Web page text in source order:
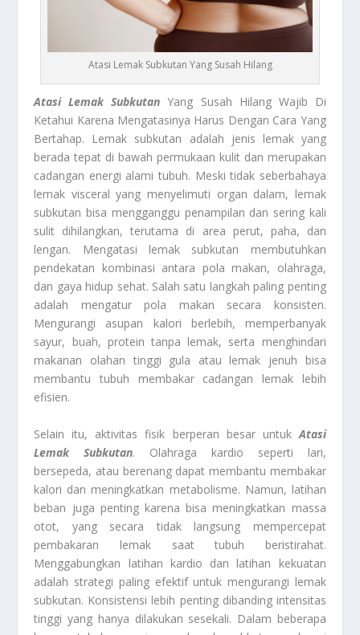
Atasi Lemak Subkutan Yang Susah Hilang
Atasi Lemak Subkutan Yang Susah Hilang Wajib Di
Ketahui Karena Mengatasinya Harus Dengan Cara Yang
Bertahap. Lemak subkutan adalah jenis lemak yang
berada tepat di bawah permukaan kulit dan merupakan
cadangan energi alami tubuh. Meski tidak seberbahaya
lemak visceral yang menyelimuti organ dalam, lemak
subkutan bisa mengganggu penampilan dan sering kali
sulit dihilangkan, terutama di area perut, paha, dan
lengan. Mengatasi lemak subkutan membutuhkan
pendekatan kombinasi antara pola makan, olahraga,
dan gaya hidup sehat. Salah satu langkah paling penting
adalah mengatur pola makan secara konsisten.
Mengurangi asupan kalori berlebih, memperbanyak
sayur, buah, protein tanpa lemak, serta menghindari
makanan olahan tinggi gula atau lemak jenuh bisa
membantu tubuh membakar cadangan lemak lebih
efisien.
Selain itu, aktivitas fisik berperan besar untuk Atasi
Lemak Subkutan. Olahraga kardio seperti lari,
bersepeda, atau berenang dapat membantu membakar
kalori dan meningkatkan metabolisme. Namun, latihan
beban juga penting karena bisa meningkatkan massa
otot, yang secara tidak langsung mempercepat
pembakaran lemak saat tubuh beristirahat.
Menggabungkan latihan kardio dan latihan kekuatan
adalah strategi paling efektif untuk mengurangi lemak
subkutan. Konsistensi lebih penting dibanding intensitas
tinggi yang hanya dilakukan sesekali. Dalam beberapa